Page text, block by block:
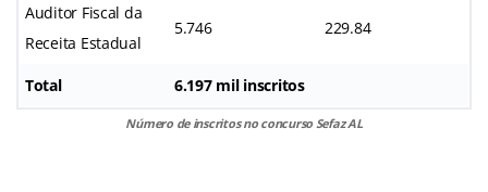
Auditor Fiscal da
Receita Estadual
5.746 229.84
Total 6.197 mil inscritos
Número de inscritos no concurso Sefaz AL